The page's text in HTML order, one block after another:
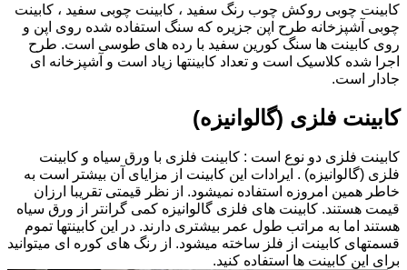
کابینت چوبی روکش چوب رنگ سفید ، کابینت چوبی سفید ، کابینت
چوبی آشپزخانه طرح اپن جزیره که سنگ استفاده شده روی اپن و
روی کابینت ها سنگ کورین سفید با رده های طوسی است. طرح
اجرا شده کلاسیک است و تعداد کابینتها زیاد است و آشپزخانه ای
جادار است.
کابینت فلزی (گالوانیزه)
کابینت فلزی دو نوع است : کابینت فلزی با ورق سیاه و کابینت
فلزی (گالوانیزه) . ایرادات این کابینت از مزایای آن بیشتر است به
خاطر همین امروزه استفاده نمیشود. از نظر قیمتی تقریبا ارزان
قیمت هستند. کابینت های فلزی گالوانیزه کمی گرانتر از ورق سیاه
هستند اما به مراتب طول عمر بیشتری دارند. در این کابینتها تموم
قسمتهای کابینت از فلز ساخته میشود. از رنگ های کوره ای میتوانید
برای این کابینت ها استفاده کنید.